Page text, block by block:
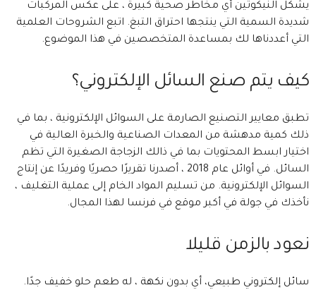
يشكل النيكوتين أي مخاطر صحية كبيرة ، على عكس المركبات
شديدة السمية التي ينتجها احتراق التبغ. اتبع الشروحات العلمية
التي أعددناها لك بمساعدة المتخصصين في هذا الموضوع.
كيف يتم صنع السائل الإلكتروني؟
تطبق معايير التصنيع الصارمة على السوائل الإلكترونية ، بما في
ذلك كمية مدهشة من المعدات الصناعية والخبرة العالية في
اختيار ابسط المحتويات بما في ذالك الزجاجة الصغيرة التي تظم
السائل. في أوائل عام 2018 ، أصدرنا تقريرًا حصريًا وفريدًا عن إنتاج
السوائل الإلكترونية. من تسليم المواد الخام إلى عملية التغليف ،
نأخذك في جولة في أكبر موقع في فرنسا لهذا المجال.
نعود بالزمن قليلا
سائل إلكتروني طبيعي، أي بدون نكهة ، له طعم حلو خفيف جدًا.